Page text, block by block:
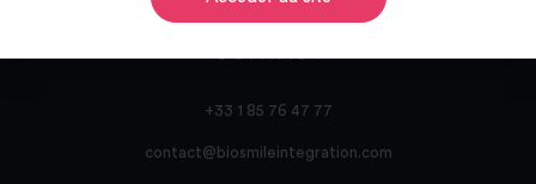
+33 1 85 76 47 77
contact@biosmileintegration.com